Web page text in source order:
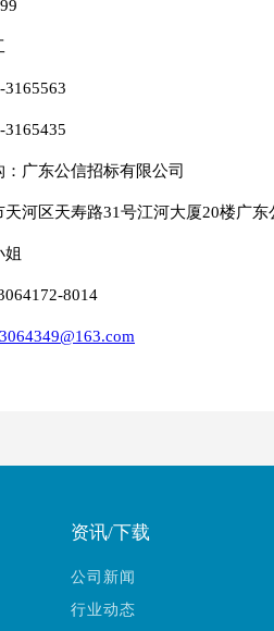
陈工
3165563
3165435
广东公信招标有限公司
河区天寿路31号江河大厦20楼广东
姐
8014
资讯/下载
公司新闻
行业动态